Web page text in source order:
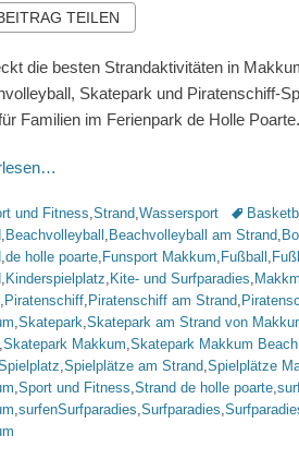
TEILEN
die besten Strandaktivitäten in
Skatepark und Piratenschiff-
Familien im Ferienpark de Holle Poarte.
und Fitness,Strand,Wassersport
, Beachvolleyball , Beachvolleyball am Strand,
,de holle poarte, Funsport Makkum, Fußball ,
, Kinderspielplatz, Kite- und Surfparadies, Makkm
, Piratenschiff, Piratenschiff am Strand,
,Skatepark,Skatepark am Strand von
,Skatepark Makkum,Skatepark Makkum Beach
,Spielplätze am Strand,Spielplätze
,Sport und Fitness,Strand de holle poarte,
,surfenSurfparadies,Surfparadies,